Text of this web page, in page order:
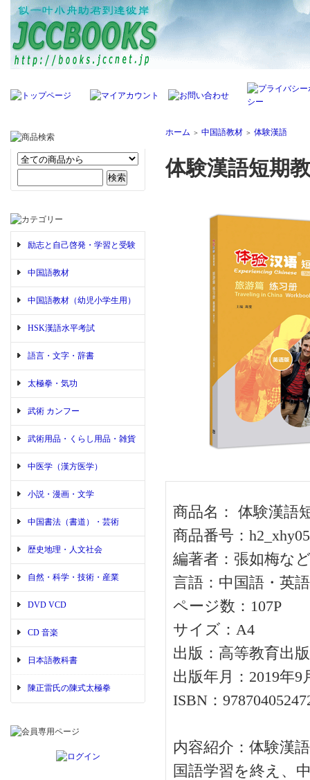
励志と自己啓発・学習と受験
中国語教材
中国語教材（幼児小学生用）
HSK漢語水平考試
語言・文字・辞書
太極拳・気功
武術 カンフー
武術用品・くらし用品・雑貨
中医学（漢方医学）
小説・漫画・文学
中国書法（書道）・芸術
歴史地理・人文社会
自然・科学・技術・産業
DVD VCD
CD 音楽
日本語教科書
陳正雷氏の陳式太極拳
ホーム ＞ 中国語教材 ＞ 体験漢語
体験漢語短期
商品名： 体験漢語
商品番号：
編著者：張如梅な
言語：中国語・英語
ページ数：107P
サイズ：A4
出版：高等教育出
出版年月：2019年9
ISBN：
内容紹介：体験漢
国語学習を終え、